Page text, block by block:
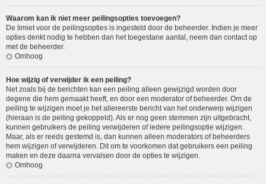
Waarom kan ik niet meer peilingsopties toevoegen?
De limiet voor de peilingsopties is ingesteld door de beheerder. Indien je meer
opties denkt nodig te hebben dan het toegestane aantal, neem dan contact op
met de beheerder.
Omhoog
Hoe wijzig of verwijder ik een peiling?
Net zoals bij de berichten kan een peiling alleen gewijzigd worden door
degene die hem gemaakt heeft, en door een moderator of beheerder. Om de
peiling te wijzigen moet je het allereerste bericht van het onderwerp wijzigen
(hieraan is de peiling gekoppeld). Als er nog geen stemmen zijn uitgebracht,
kunnen gebruikers de peiling verwijderen of iedere peilingsoptie wijzigen.
Maar, als er reeds gestemd is, dan kunnen alleen moderators of beheerders
hem wijzigen of verwijderen. Dit om te voorkomen dat gebruikers een peiling
maken en deze daarna vervalsen door de opties te wijzigen.
Omhoog